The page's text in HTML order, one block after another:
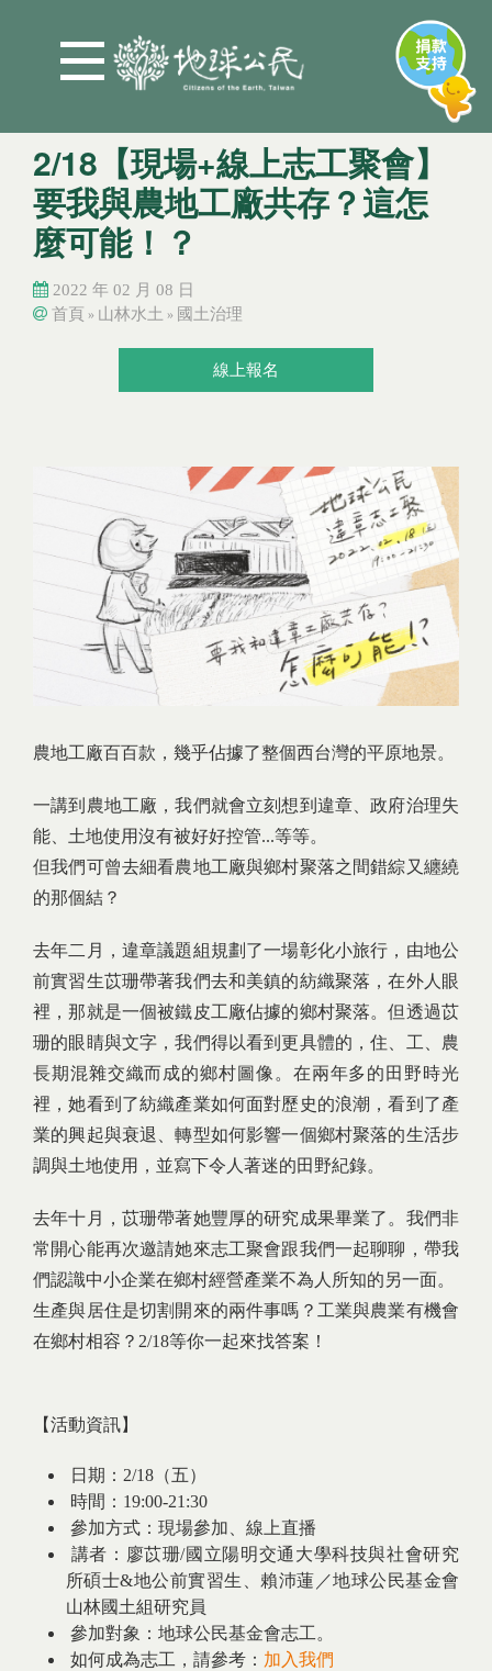
2/18【現場+線上志工聚會】
要我與農地工廠共存？這怎
麼可能！？
2022 年 02 月 08 日
您在這裡
首頁 » 山林水土 » 國土治理
線上報名
農地工廠百百款，幾乎佔據了整個西台灣的平原地景。
一講到農地工廠，我們就會立刻想到違章、政府治理失
能、土地使用沒有被好好控管...等等。
但我們可曾去細看農地工廠與鄉村聚落之間錯綜又纏繞
的那個結？
去年二月，違章議題組規劃了一場彰化小旅行，由地公
前實習生苡珊帶著我們去和美鎮的紡織聚落，在外人眼
裡，那就是一個被鐵皮工廠佔據的鄉村聚落。但透過苡
珊的眼睛與文字，我們得以看到更具體的，住、工、農
長期混雜交織而成的鄉村圖像。在兩年多的田野時光
裡，她看到了紡織產業如何面對歷史的浪潮，看到了產
業的興起與衰退、轉型如何影響一個鄉村聚落的生活步
調與土地使用，並寫下令人著迷的田野紀錄。
去年十月，苡珊帶著她豐厚的研究成果畢業了。我們非
常開心能再次邀請她來志工聚會跟我們一起聊聊，帶我
們認識中小企業在鄉村經營產業不為人所知的另一面。
生產與居住是切割開來的兩件事嗎？工業與農業有機會
在鄉村相容？2/18等你一起來找答案！
【活動資訊】
日期：2/18（五）
時間：19:00-21:30
參加方式：現場參加、線上直播
講者：廖苡珊/國立陽明交通大學科技與社會研究
所碩士&地公前實習生、賴沛蓮／地球公民基金會
山林國土組研究員
參加對象：地球公民基金會志工。
如何成為志工，請參考： 加入我們